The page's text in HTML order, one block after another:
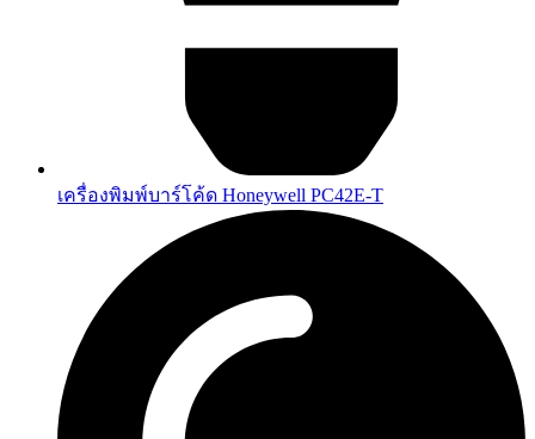
เครื่องพิมพ์บาร์โค้ด Honeywell PC42E-T